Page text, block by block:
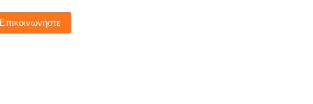
Επικοινωνήστε